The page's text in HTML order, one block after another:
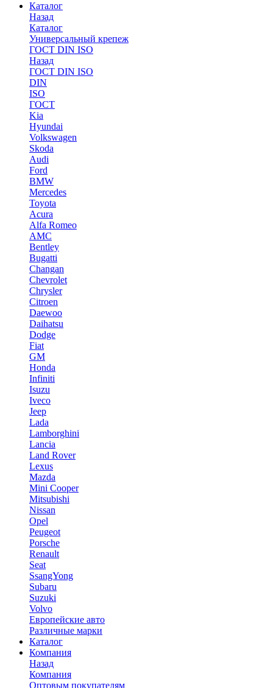
Каталог
Назад
Каталог
Универсальный крепеж
ГОСТ DIN ISO
Назад
ГОСТ DIN ISO
DIN
ISO
ГОСТ
Kia
Hyundai
Volkswagen
Skoda
Audi
Ford
BMW
Mercedes
Toyota
Acura
Alfa Romeo
AMC
Bentley
Bugatti
Changan
Chevrolet
Chrysler
Citroen
Daewoo
Daihatsu
Dodge
Fiat
GM
Honda
Infiniti
Isuzu
Iveco
Jeep
Lada
Lamborghini
Lancia
Land Rover
Lexus
Mazda
Mini Cooper
Mitsubishi
Nissan
Opel
Peugeot
Porsche
Renault
Seat
SsangYong
Subaru
Suzuki
Volvo
Европейские авто
Различные марки
Каталог
Компания
Назад
Компания
Оптовым покупателям